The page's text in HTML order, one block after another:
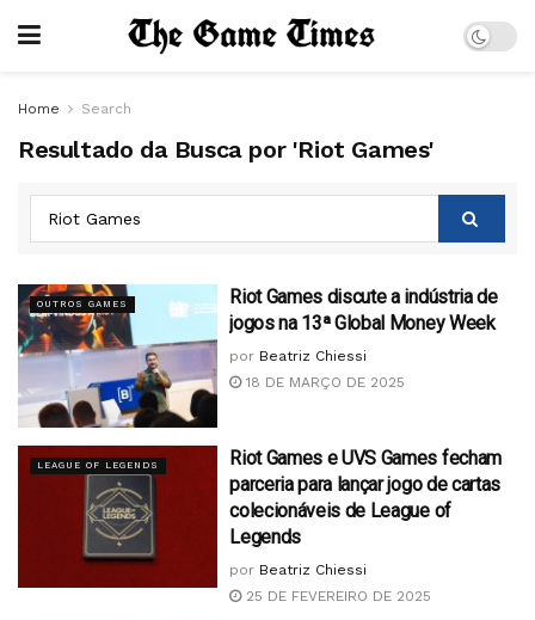
Home Search
Resultado da Busca por 'Riot Games'
OUTROS GAMES
Riot Games discute a indústria de
jogos na 13ª Global Money Week
por Beatriz Chiessi
18 DE MARÇO DE 2025
LEAGUE OF LEGENDS
Riot Games e UVS Games fecham
parceria para lançar jogo de cartas
colecionáveis de League of
Legends
por Beatriz Chiessi
25 DE FEVEREIRO DE 2025